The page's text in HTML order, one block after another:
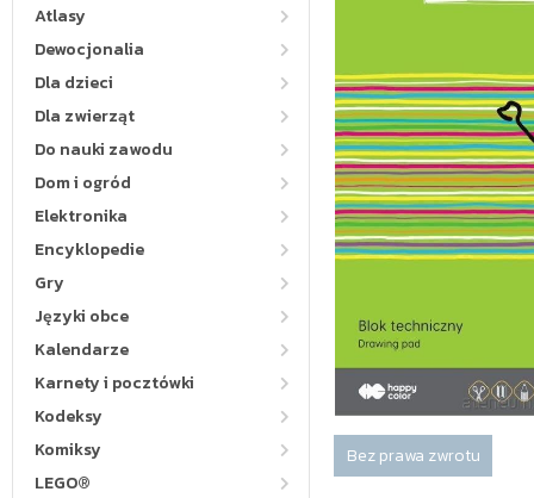
Atlasy
Dewocjonalia
Dla dzieci
Dla zwierząt
Do nauki zawodu
Dom i ogród
Elektronika
Encyklopedie
Gry
Języki obce
Kalendarze
Karnety i pocztówki
Kodeksy
Komiksy
LEGO®
Bez prawa zwrotu